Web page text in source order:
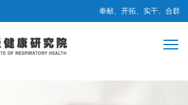
奉献、开拓、实干、合群